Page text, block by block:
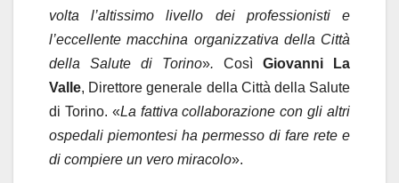
volta l’altissimo livello dei professionisti e
l’eccellente macchina organizzativa della Città
della Salute di Torino». Così Giovanni La
Valle, Direttore generale della Città della Salute
di Torino. «La fattiva collaborazione con gli altri
ospedali piemontesi ha permesso di fare rete e
di compiere un vero miracolo».